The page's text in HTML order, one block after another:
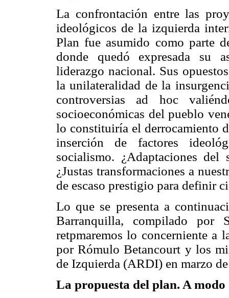
La confrontación entre las
ideológicos de la izquierda
Plan fue asumido como parte
donde quedó expresada su
liderazgo nacional. Sus
la unilateralidad de la
controversias ad hoc
socioeconómicas del pueblo
lo constituiría el derrocamiento
inserción de factores
socialismo. ¿Adaptaciones del
¿Justas transformaciones a
de escaso prestigio para definir
Lo que se presenta a
Barranquilla, compilado
retpmaremos lo concerniente a
por Rómulo Betancourt y los
de Izquierda (ARDI) en marzo
La propuesta del plan. A modo